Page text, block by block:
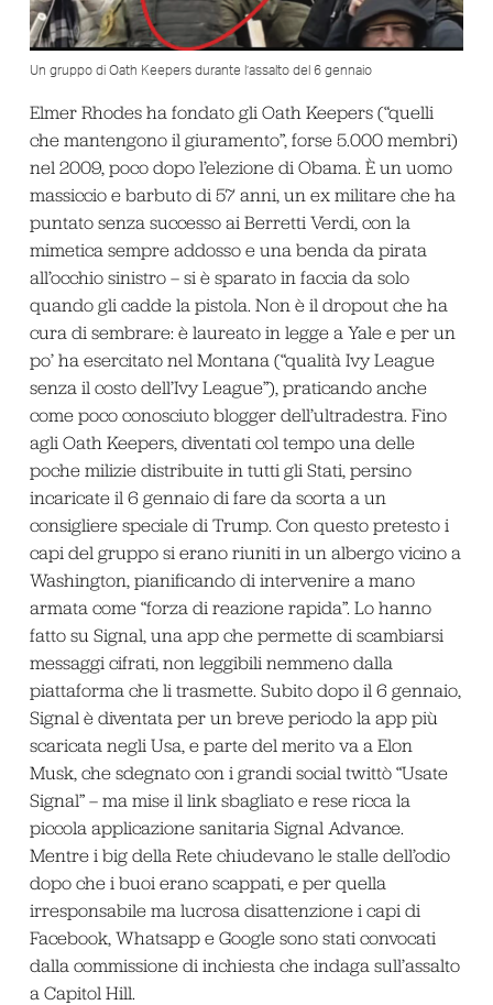
Un gruppo di Oath Keepers durante l’assalto del 6 gennaio
Elmer Rhodes ha fondato gli Oath Keepers (“quelli
che mantengono il giuramento”, forse 5.000 membri)
nel 2009, poco dopo l’elezione di Obama. È un uomo
massiccio e barbuto di 57 anni, un ex militare che ha
puntato senza successo ai Berretti Verdi, con la
mimetica sempre addosso e una benda da pirata
all’occhio sinistro – si è sparato in faccia da solo
quando gli cadde la pistola. Non è il dropout che ha
cura di sembrare: è laureato in legge a Yale e per un
po’ ha esercitato nel Montana (“qualità Ivy League
senza il costo dell’Ivy League”), praticando anche
come poco conosciuto blogger dell’ultradestra. Fino
agli Oath Keepers, diventati col tempo una delle
poche milizie distribuite in tutti gli Stati, persino
incaricate il 6 gennaio di fare da scorta a un
consigliere speciale di Trump. Con questo pretesto i
capi del gruppo si erano riuniti in un albergo vicino a
Washington, pianificando di intervenire a mano
armata come “forza di reazione rapida”. Lo hanno
fatto su Signal, una app che permette di scambiarsi
messaggi cifrati, non leggibili nemmeno dalla
piattaforma che li trasmette. Subito dopo il 6 gennaio,
Signal è diventata per un breve periodo la app più
scaricata negli Usa, e parte del merito va a Elon
Musk, che sdegnato con i grandi social twittò “Usate
Signal” – ma mise il link sbagliato e rese ricca la
piccola applicazione sanitaria Signal Advance.
Mentre i big della Rete chiudevano le stalle dell’odio
dopo che i buoi erano scappati, e per quella
irresponsabile ma lucrosa disattenzione i capi di
Facebook, Whatsapp e Google sono stati convocati
dalla commissione di inchiesta che indaga sull’assalto
a Capitol Hill.